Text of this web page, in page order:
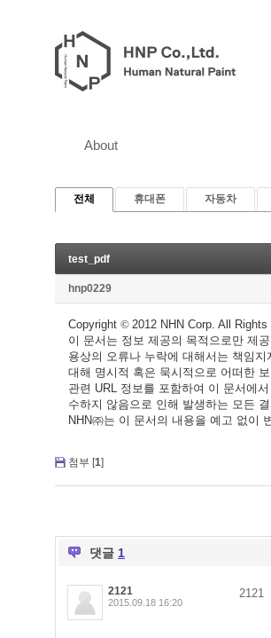
About
전체 휴대폰 자동차
test_pdf
hnp0229
Copyright © 2012 NHN Corp. All Rights
이 문서는 정보 제공의 목적으로만 제
용상의 오류나 누락에 대해서는 책임
대해 명시적 혹은 묵시적으로 어떠한
관련 URL 정보를 포함하여 이 문서에
수하지 않음으로 인해 발생하는 모든
NHN㈜는 이 문서의 내용을 예고 없이
첨부 [1]
댓글 1
2121
2015.09.18 16:20
2121